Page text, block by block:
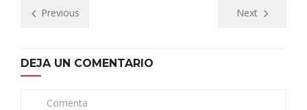
Previous Next
DEJA UN COMENTARIO
Comenta